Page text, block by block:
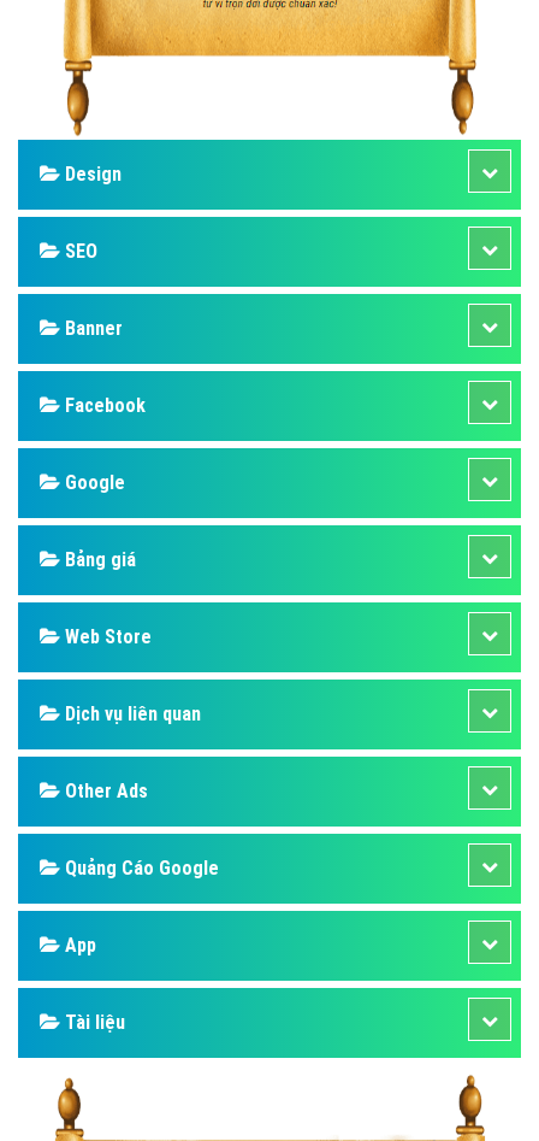
Design
SEO
Banner
Facebook
Google
Bảng giá
Web Store
Dịch vụ liên quan
Other Ads
Quảng Cáo Google
App
Tài liệu